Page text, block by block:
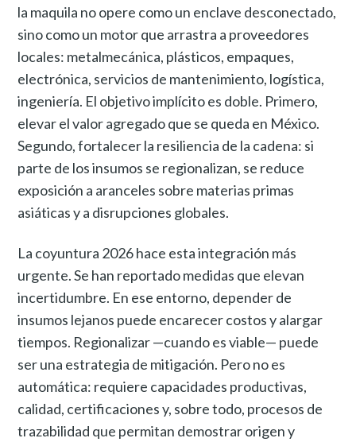
la maquila no opere como un enclave desconectado,
sino como un motor que arrastra a proveedores
locales: metalmecánica, plásticos, empaques,
electrónica, servicios de mantenimiento, logística,
ingeniería. El objetivo implícito es doble. Primero,
elevar el valor agregado que se queda en México.
Segundo, fortalecer la resiliencia de la cadena: si
parte de los insumos se regionalizan, se reduce
exposición a aranceles sobre materias primas
asiáticas y a disrupciones globales.
La coyuntura 2026 hace esta integración más
urgente. Se han reportado medidas que elevan
incertidumbre. En ese entorno, depender de
insumos lejanos puede encarecer costos y alargar
tiempos. Regionalizar —cuando es viable— puede
ser una estrategia de mitigación. Pero no es
automática: requiere capacidades productivas,
calidad, certificaciones y, sobre todo, procesos de
trazabilidad que permitan demostrar origen y